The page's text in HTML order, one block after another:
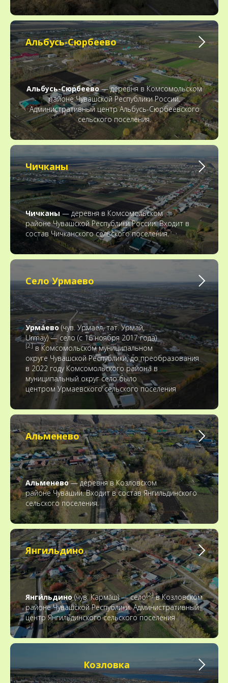
Альбусь‑Сюрбеево
Альбусь-Сюрбеево— деревня в Комсомольском
районе Чувашской Республики России.
Административный центр Альбусь-Сюрбеевского
сельского поселения.
Чичканы
Чичканы — деревня в Комсомольском
районе Чувашской Республики России. Входит в
состав Чичканского сельского поселения.
Село Урмаево
Урма́ево (чув. Урмаел, тат. Урмай,
Urmay) — село (c 16 ноября 2017 года)
[2]в Комсомольском муниципальном
округе Чувашской Республики, до преобразования
в 2022 году Комсомольского района в
муниципальный округ село было
центром Урмаевского сельского поселения
Альменево
Альменево— деревня в Козловском
районе Чувашии. Входит в состав Янгильдинского
сельского поселения.
Янгильдино
Янги́льдино(чув. Кармăш) — село[2]в Козловском
районе Чувашской Республики. Административный
центр Янгильдинского сельского поселения
Козловка